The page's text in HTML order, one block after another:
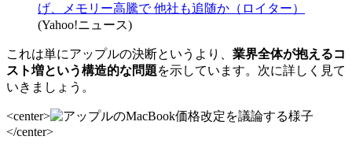
げ、メモリー高騰で 他社も追随か（ロイター）
(Yahoo!ニュース)
これは単にアップルの決断というより、 業界全体が抱えるコ
スト増という構造的な問題を示しています。次に詳しく見て
いきましょう。
<center>
</center>